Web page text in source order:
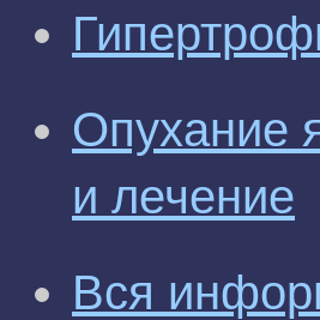
Опухание
и лечение
Вся